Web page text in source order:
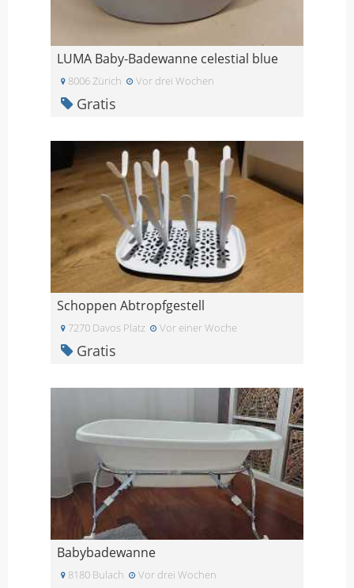
LUMA Baby-Badewanne celestial blue
8006 Zürich Vor drei Wochen
Gratis
Schoppen Abtropfgestell
7270 Davos Platz Vor einer Woche
Gratis
Babybadewanne
8180 Bulach Vor drei Wochen